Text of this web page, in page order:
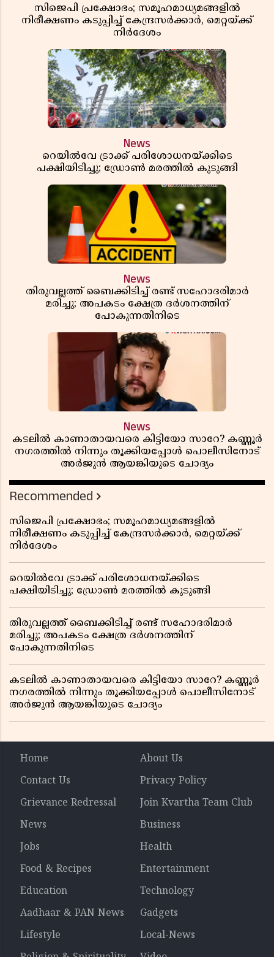
സിജെപി പ്രക്ഷോഭം; സമൂഹമാധ്യമങ്ങളിൽ
നിരീക്ഷണം കടുപ്പിച്ച് കേന്ദ്രസർക്കാർ, മെറ്റയ്ക്ക്
നിർദേശം
News
റെയിൽവേ ട്രാക്ക് പരിശോധനയ്ക്കിടെ
പക്ഷിയിടിച്ചു; ഡ്രോൺ മരത്തിൽ കുടുങ്ങി
News
തിരുവല്ലത്ത് ബൈക്കിടിച്ച് രണ്ട് സഹോദരിമാർ
മരിച്ചു; അപകടം ക്ഷേത്ര ദർശനത്തിന്
പോകുന്നതിനിടെ
News
കടലിൽ കാണാതായവരെ കിട്ടിയോ സാറേ? കണ്ണൂർ
നഗരത്തിൽ നിന്നും തൂക്കിയപ്പോൾ പൊലീസിനോട്
അർജുൻ ആയങ്കിയുടെ ചോദ്യം
Recommended
സിജെപി പ്രക്ഷോഭം; സമൂഹമാധ്യമങ്ങളിൽ
നിരീക്ഷണം കടുപ്പിച്ച് കേന്ദ്രസർക്കാർ, മെറ്റയ്ക്ക്
നിർദേശം
റെയിൽവേ ട്രാക്ക് പരിശോധനയ്ക്കിടെ
പക്ഷിയിടിച്ചു; ഡ്രോൺ മരത്തിൽ കുടുങ്ങി
തിരുവല്ലത്ത് ബൈക്കിടിച്ച് രണ്ട് സഹോദരിമാർ
മരിച്ചു; അപകടം ക്ഷേത്ര ദർശനത്തിന്
പോകുന്നതിനിടെ
കടലിൽ കാണാതായവരെ കിട്ടിയോ സാറേ? കണ്ണൂർ
നഗരത്തിൽ നിന്നും തൂക്കിയപ്പോൾ പൊലീസിനോട്
അർജുൻ ആയങ്കിയുടെ ചോദ്യം
Home
About Us
Contact Us
Privacy Policy
Grievance Redressal
Join Kvartha Team Club
News
Business
Jobs
Health
Food & Recipes
Entertainment
Education
Technology
Aadhaar & PAN News
Gadgets
Lifestyle
Local-News